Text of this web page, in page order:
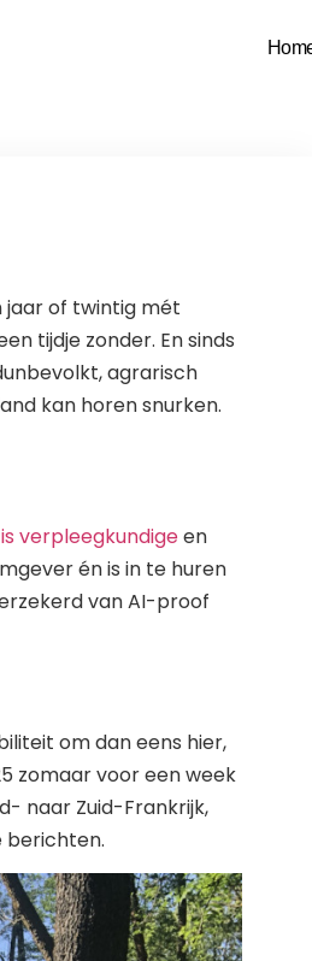
jaar of twintig mét
tijdje zonder. En sinds
agrarisch
kan horen snurken.
verpleegkundigeen
én is in te huren
van AI-proof
om dan eens hier,
zomaar voor een week
naar Zuid-Frankrijk,
berichten.